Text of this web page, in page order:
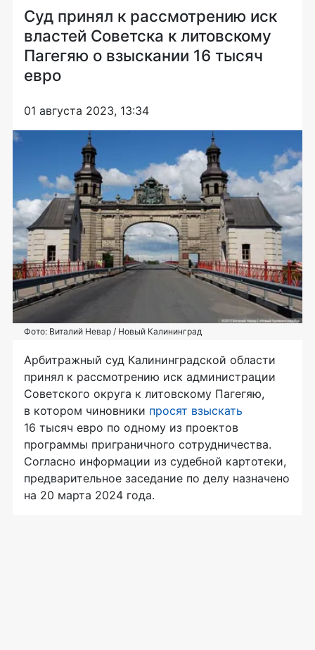
Суд принял к рассмотрению иск
властей Советска к литовскому
Пагегяю о взыскании 16 тысяч
евро
01 августа 2023, 13:34
Фото: Виталий Невар / Новый Калининград
Арбитражный суд Калининградской области
принял к рассмотрению иск администрации
Советского округа к литовскому Пагегяю,
в котором чиновники просят взыскать
16 тысяч евро по одному из проектов
программы приграничного сотрудничества.
Согласно информации из судебной картотеки,
предварительное заседание по делу назначено
на 20 марта 2024 года.